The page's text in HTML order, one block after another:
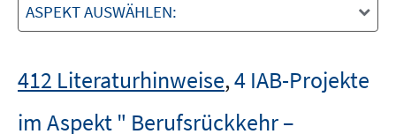
ASPEKT AUSWÄHLEN:
412 Literaturhinweise,4 IAB-Projekte
im Aspekt " Berufsrückkehr –